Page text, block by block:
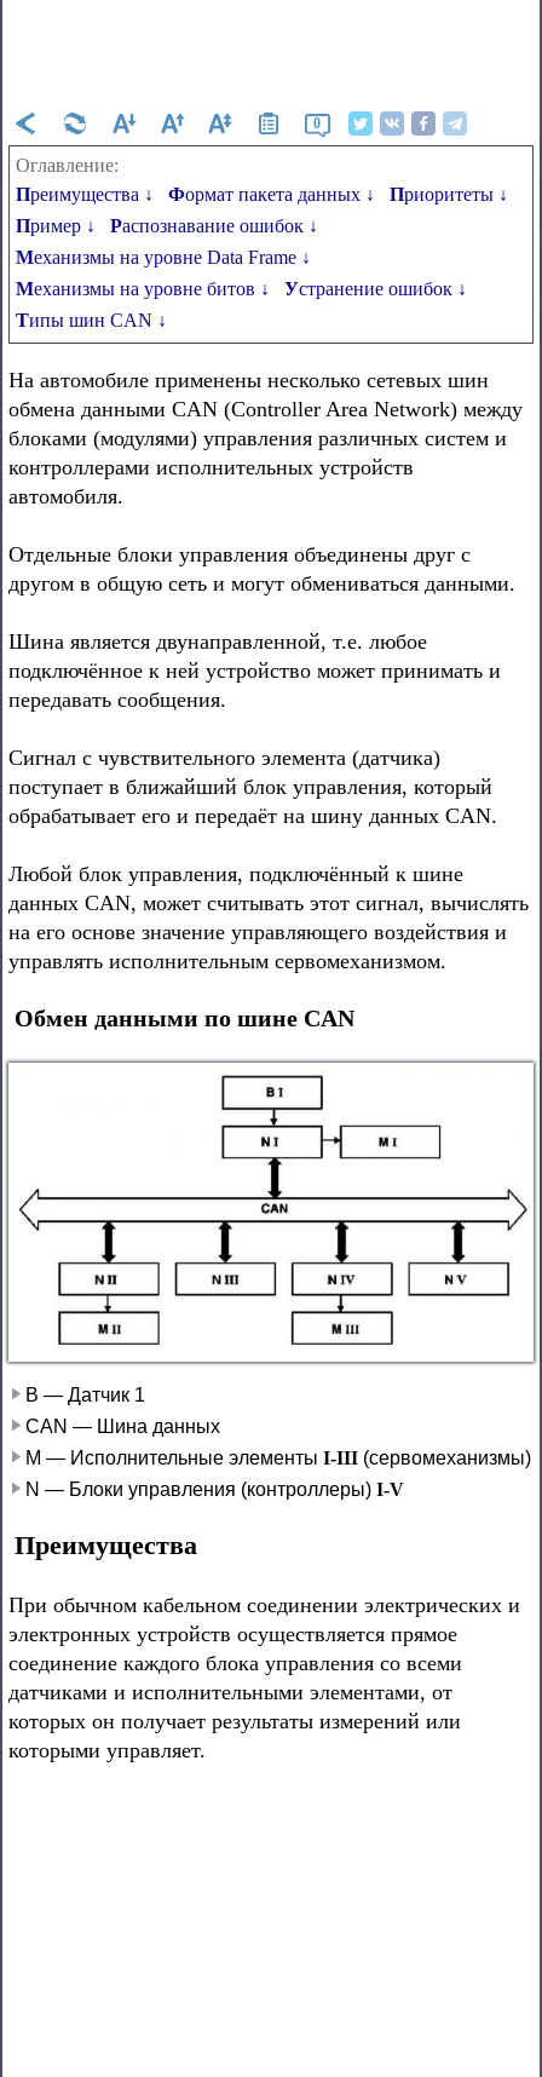
0
Оглавление:
Преимущества ↓
Формат пакета данных ↓
Приоритеты ↓
Пример ↓
Распознавание ошибок ↓
Механизмы на уровне Data Frame ↓
Механизмы на уровне битов ↓
Устранение ошибок ↓
Типы шин CAN ↓
На автомобиле применены несколько сетевых шин
обмена данными CAN (Controller Area Network) между
блоками (модулями) управления различных систем и
контроллерами исполнительных устройств
автомобиля.
Отдельные блоки управления объединены друг с
другом в общую сеть и могут обмениваться данными.
Шина является двунаправленной, т.е. любое
подключённое к ней устройство может принимать и
передавать сообщения.
Сигнал с чувствительного элемента (датчика)
поступает в ближайший блок управления, который
обрабатывает его и передаёт на шину данных CAN.
Любой блок управления, подключённый к шине
данных CAN, может считывать этот сигнал, вычислять
на его основе значение управляющего воздействия и
управлять исполнительным сервомеханизмом.
Обмен данными по шине CAN
B — Датчик 1
CAN — Шина данных
М — Исполнительные элементы I-III (сервомеханизмы)
N — Блоки управления (контроллеры) I-V
Преимущества
При обычном кабельном соединении электрических и
электронных устройств осуществляется прямое
соединение каждого блока управления со всеми
датчиками и исполнительными элементами, от
которых он получает результаты измерений или
которыми управляет.